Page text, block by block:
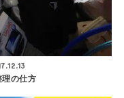
理の仕方